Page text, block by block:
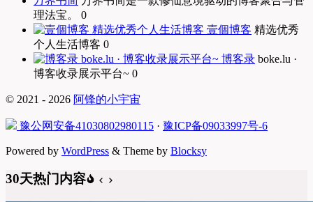
理法宝。 0
壹個博客 精选优秀
个人生活博客 0
博客录 boke.lu ·
博客收录展示平台~ 0
© 2021 - 2026 阿锋的小宇宙
豫公网安备41030802980115 · 豫ICP备09033997号-6
Powered by WordPress & Theme by Blocksy
30天热门内容